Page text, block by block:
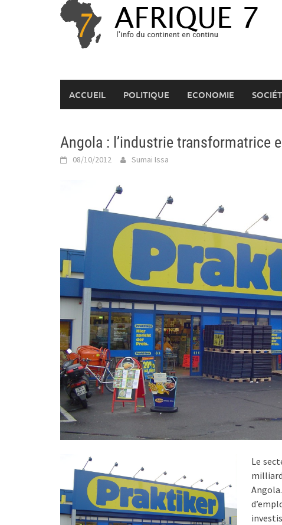
ACCUEIL POLITIQUE ECONOMIE
Angola : l’industrie transformatrice
08/10/2012 Sumai Issa
Le